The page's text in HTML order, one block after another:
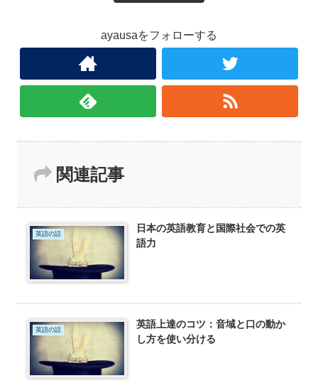
ayausaをフォローする
関連記事
英語の話
日本の英語教育と国際社会での英
語力
英語の話
英語上達のコツ：音域と口の動か
し方を使い分ける